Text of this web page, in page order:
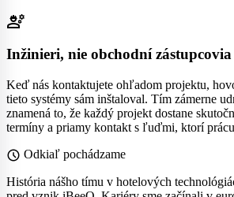
engineering
Inžinieri, nie obchodní zástupcovia
Keď nás kontaktujete ohľadom projektu,
tieto systémy sám inštaloval. Tím zámerne
znamená to, že každý projekt dostane
termíny a priamy kontakt s ľuďmi, ktorí
schedule Odkiaľ pochádzame
História nášho tímu v hotelových